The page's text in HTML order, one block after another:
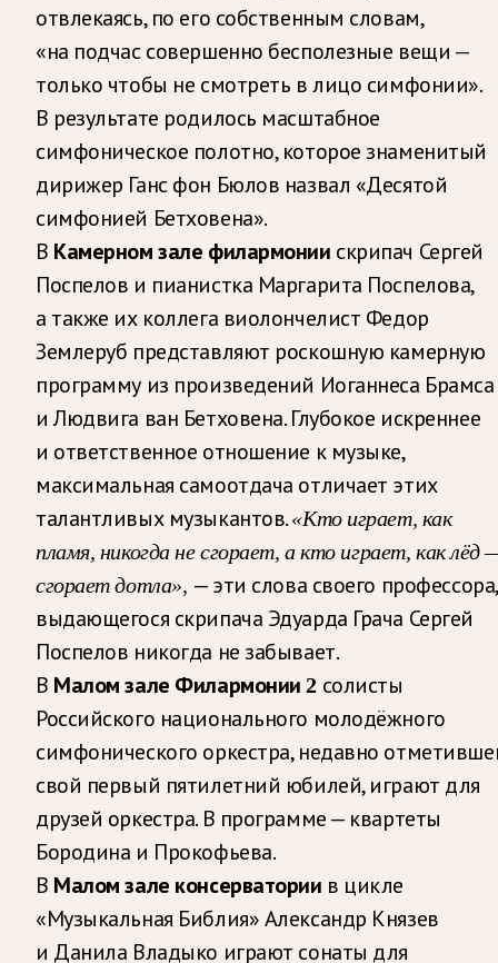
отвлекаясь, по его собственным словам,
«на подчас совершенно бесполезные вещи —
только чтобы не смотреть в лицо симфонии».
В результате родилось масштабное
симфоническое полотно, которое знаменитый
дирижер Ганс фон Бюлов назвал «Десятой
симфонией Бетховена».
В Камерном зале филармонии скрипач Сергей
Поспелов и пианистка Маргарита Поспелова,
а также их коллега виолончелист Федор
Землеруб представляют роскошную камерную
программу из произведений Иоганнеса Брамса
и Людвига ван Бетховена. Глубокое искреннее
и ответственное отношение к музыке,
максимальная самоотдача отличает этих
талантливых музыкантов.«Кто играет, как
пламя, никогда не сгорает, а кто играет, как лёд
сгорает дотла», — эти слова своего профессора,
выдающегося скрипача Эдуарда Грача Сергей
Поспелов никогда не забывает.
В Малом зале Филармонии 2 солисты
Российского национального молодёжного
симфонического оркестра, недавно
свой первый пятилетний юбилей, играют для
друзей оркестра. В программе — квартеты
Бородина и Прокофьева.
В Малом зале консерватории в цикле
«Музыкальная Библия» Александр Князев
и Данила Владыко играют сонаты для